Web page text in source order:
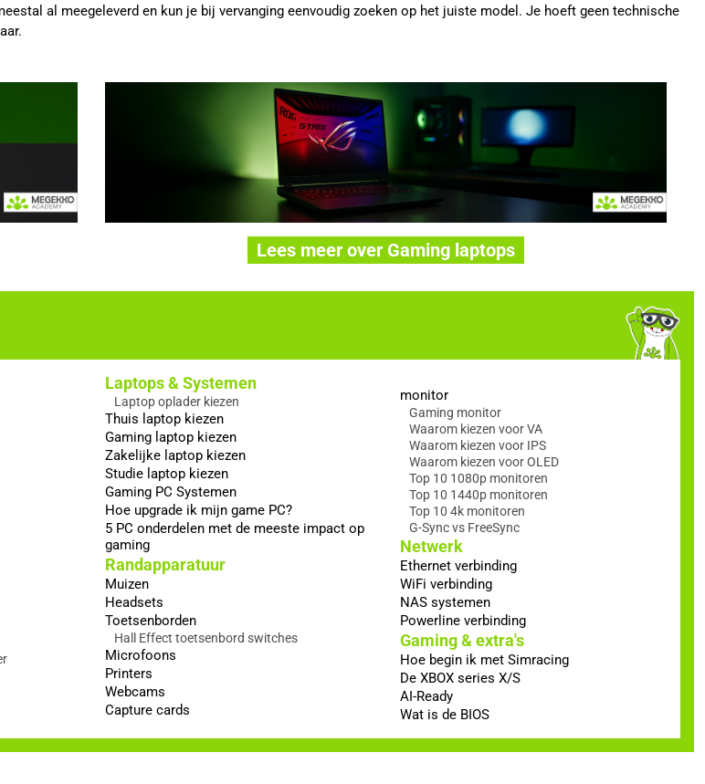
al meegeleverd en kun je bij vervanging eenvoudig zoeken op het juiste model. Je hoeft geen technische
Lees meer over Gaming laptops
Laptops & Systemen
Laptop oplader kiezen
Thuis laptop kiezen
Gaming laptop kiezen
Zakelijke laptop kiezen
Studie laptop kiezen
Gaming PC Systemen
Hoe upgrade ik mijn game PC?
5 PC onderdelen met de meeste impact op
gaming
Randapparatuur
Muizen
Headsets
Toetsenborden
Hall Effect toetsenbord switches
Microfoons
Printers
Webcams
Capture cards
monitor
Gaming monitor
Waarom kiezen voor VA
Waarom kiezen voor IPS
Waarom kiezen voor OLED
Top 10 1080p monitoren
Top 10 1440p monitoren
Top 10 4k monitoren
G-Sync vs FreeSync
Netwerk
Ethernet verbinding
WiFi verbinding
NAS systemen
Powerline verbinding
Gaming & extra's
Hoe begin ik met Simracing
De XBOX series X/S
AI-Ready
Wat is de BIOS